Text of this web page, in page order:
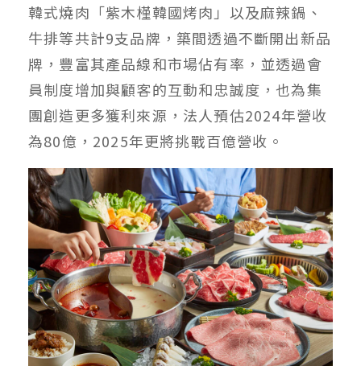
韓式燒肉「紫木槿韓國烤肉」以及麻辣鍋、
牛排等共計9支品牌，築間透過不斷開出新品
牌，豐富其產品線和市場佔有率，並透過會
員制度增加與顧客的互動和忠誠度，也為集
團創造更多獲利來源，法人預估2024年營收
為80億，2025年更將挑戰百億營收。